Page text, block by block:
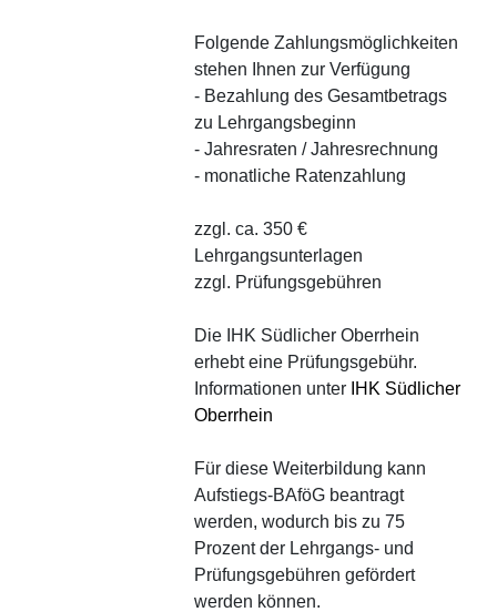
Folgende Zahlungsmöglichkeiten
stehen Ihnen zur Verfügung
- Bezahlung des Gesamtbetrags
zu Lehrgangsbeginn
- Jahresraten / Jahresrechnung
- monatliche Ratenzahlung
zzgl. ca. 350 €
Lehrgangsunterlagen
zzgl. Prüfungsgebühren
Die IHK Südlicher Oberrhein
erhebt eine Prüfungsgebühr.
Informationen unter IHK Südlicher
Oberrhein
Für diese Weiterbildung kann
Aufstiegs-BAföG beantragt
werden, wodurch bis zu 75
Prozent der Lehrgangs- und
Prüfungsgebühren gefördert
werden können.